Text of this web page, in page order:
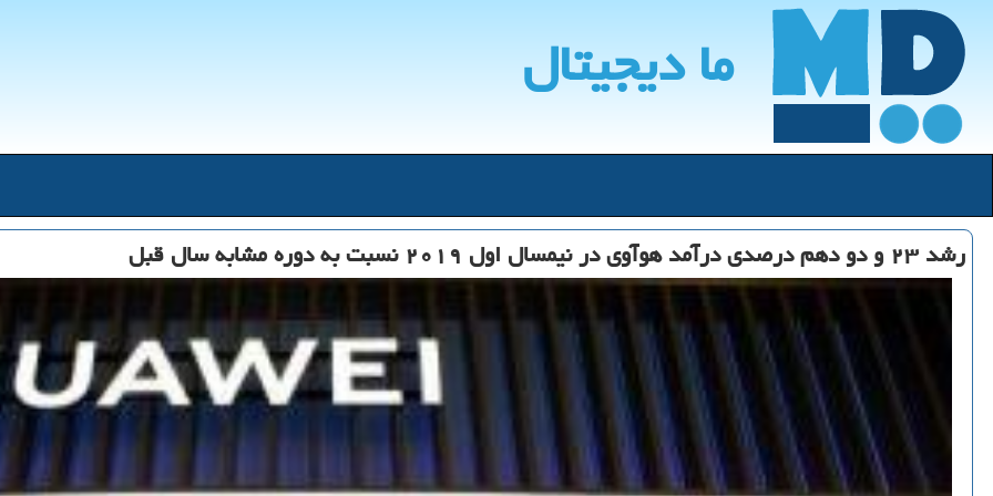
ما دیجیتال
رشد ۲۳ و دو دهم درصدی درآمد هوآوی در نیمسال اول ۲۰۱۹ نسبت به دوره مشابه سال قبل